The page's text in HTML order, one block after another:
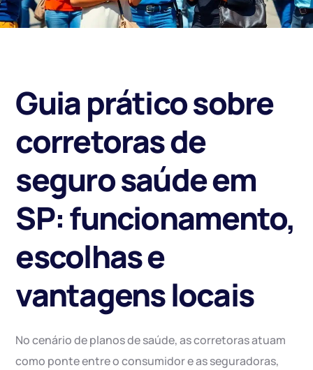
Guia prático sobre
corretoras de
seguro saúde em
SP: funcionamento,
escolhas e
vantagens locais
No cenário de planos de saúde, as corretoras atuam
como ponte entre o consumidor e as seguradoras,